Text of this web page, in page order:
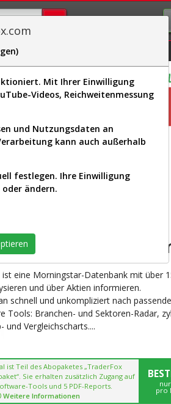
verfügbar
eine Morningstar-Datenbank mit über
und über Aktien informieren.
schnell und unkompliziert nach
Tools: Branchen- und Sektoren-Radar,
und Vergleichscharts....
ist Teil des Abopaketes „TraderFox
Sie erhalten zusätzlich Zugang auf
Tools und 5 PDF-Reports.
Weitere Informationen
pro
Mit Ihrer Einwilligung
Videos, Reichweitenmessung
und Nutzungsdaten an
kann auch außerhalb
festlegen. Ihre Einwilligung
ändern.